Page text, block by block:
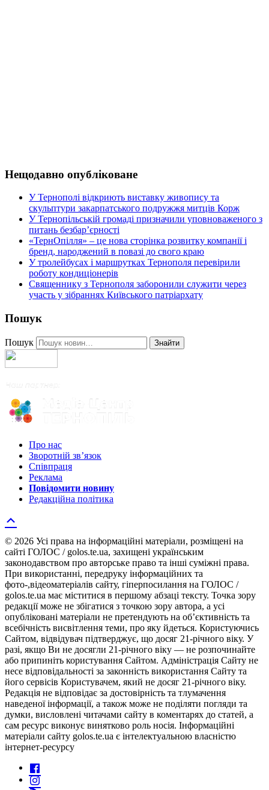
Нещодавно опубліковане
У Тернополі відкриють виставку живопису та
скульптури закарпатського подружжя митців Корж
У Тернопільській громаді призначили уповноваженого з
питань безбар’єрності
«ТернОпілля» – це нова сторінка розвитку компанії і
бренд, народжений в повазі до свого краю
У тролейбусах і маршрутках Тернополя перевірили
роботу кондиціонерів
Священнику з Тернополя заборонили служити через
участь у зібраннях Київського патріархату
Пошук
Пошук Знайти
Про нас
Зворотній зв’язок
Співпраця
Реклама
Повідомити новину
Редакційна політика
© 2026 Усі права на інформаційні матеріали, розміщені на
сайті ГОЛОС / golos.te.ua, захищені українським
законодавством про авторське право та інші суміжні права.
При використанні, передруку інформаційних та
фото-,відеоматеріалів сайту, гіперпосилання на ГОЛОС /
golos.te.ua має міститися в першому абзаці тексту. Точка зору
редакції може не збігатися з точкою зору автора, а усі
опубліковані матеріали не претендують на об’єктивність та
всебічність висвітлення теми, про яку йдеться. Користуючись
Сайтом, відвідувач підтверджує, що досяг 21-річного віку. У
разі, якщо Ви не досягли 21-річного віку — не розпочинайте
або припиніть користування Сайтом. Адміністрація Сайту не
несе відповідальності за законність використання Сайту та
його сервісів Користувачем, який не досяг 21-річного віку.
Редакція не відповідає за достовірність та тлумачення
наведеної інформації, а також може не поділяти погляди та
думки, висловлені читачами сайту в коментарях до статей, а
сам ресурс виконує винятково роль носія. Інформаційні
матеріали сайту golos.te.ua є інтелектуальною власністю
інтернет-ресурсу